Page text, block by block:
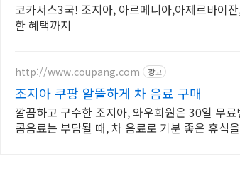
코카서스3국! 조지아, 아르메니아,아제르바이
한 혜택까지
http://www.coupang.com 광고
조지아 쿠팡 알뜰하게 차 음료 구매
깔끔하고 구수한 조지아, 와우회원은 30일 무
콤음료는 부담될 때, 차 음료로 기분 좋은 휴식